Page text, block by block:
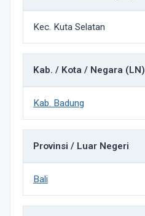
Kec. Kuta Selatan
Kab. / Kota / Negara (LN)
Kab. Badung
Provinsi / Luar Negeri
Bali